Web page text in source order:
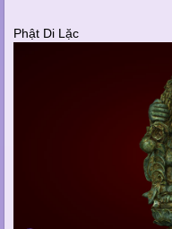
Phật Di Lặc